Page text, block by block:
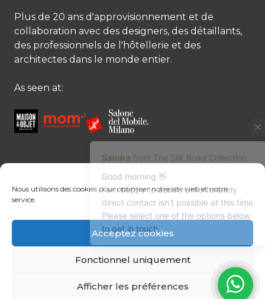
Nous utilisons des cookies pour optimiser notre site web et notre
service.
Acceptez cookies
Fonctionnel uniquement
Afficher les préférences
Plus de 20 ans d'approvisionnement et de
collaboration avec des designers, des détaillants,
des professionnels de l'hôtellerie et des
architectes dans le monde entier.
As seen at:
CONTACTEZ-NOUS
Margret Ressang:+32 (0)496 107 647
Sandra Mommen:+32 (0)475 26 43 98
info@tradingpartners-silkroad.com